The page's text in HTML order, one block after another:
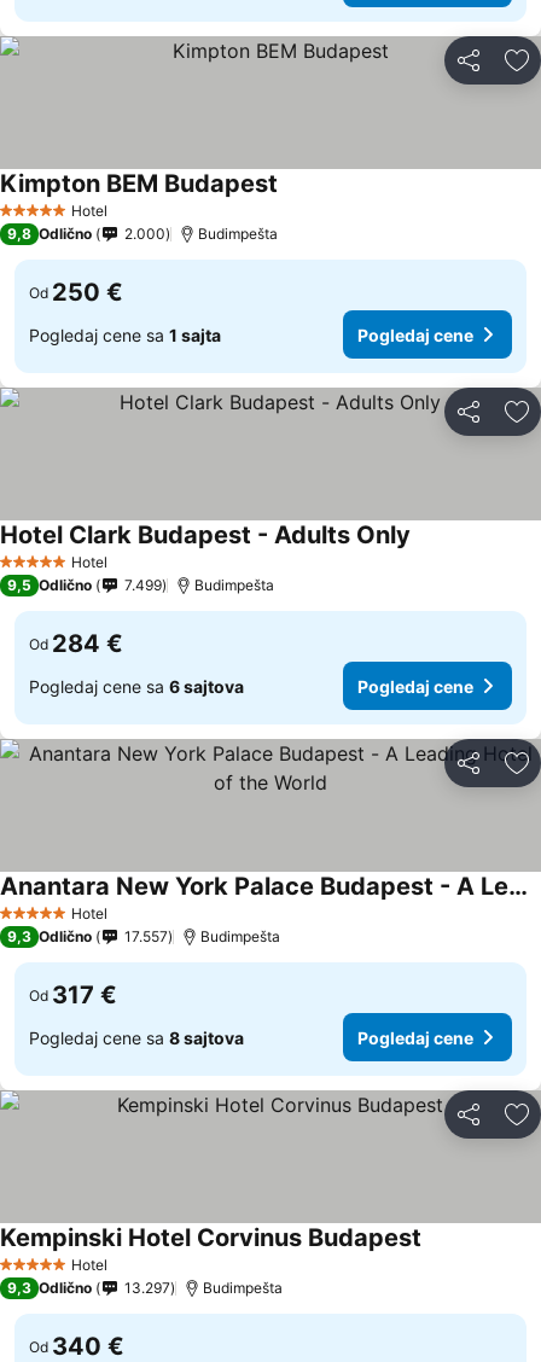
Deli
5 ZvezdiceHotel
Kimpton BEM Budapest
9,8 Odlično 2.000 Budimpešta
Od 250 €
Pogledaj cene sa 1 sajta Pogledaj cene
Deli
5 ZvezdiceHotel
Hotel Clark Budapest - Adults Only
9,5 Odlično 7.499 Budimpešta
Od 284 €
Pogledaj cene sa 6 sajtova Pogledaj cene
Deli
5 ZvezdiceHotel
Anantara New York Palace Budapest - A Leading Hotel of the World
9,3 Odlično 17.557 Budimpešta
Od 317 €
Pogledaj cene sa 8 sajtova Pogledaj cene
Deli
5 ZvezdiceHotel
Kempinski Hotel Corvinus Budapest
9,3 Odlično 13.297 Budimpešta
Od 340 €